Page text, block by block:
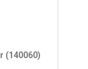
(140060)